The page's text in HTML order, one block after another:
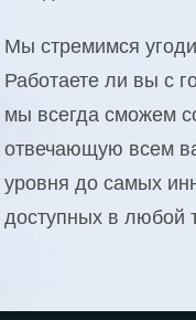
Мы стремимся
Работаете ли вы с
мы всегда сможем
отвечающую всем
уровня до самых
доступных в любой